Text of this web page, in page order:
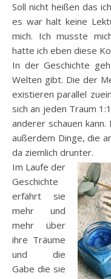
Soll nicht heißen das
es war halt keine
mich. Ich musste
hatte ich eben diese
In der Geschichte
Welten gibt. Die der
existieren parallel
sich an jeden Traum
anderer schauen
außerdem Dinge, die
da ziemlich drunter.
Im Laufe der
Geschichte
erfährt sie
mehr und
mehr über
ihre Träume
und die
Gabe die sie